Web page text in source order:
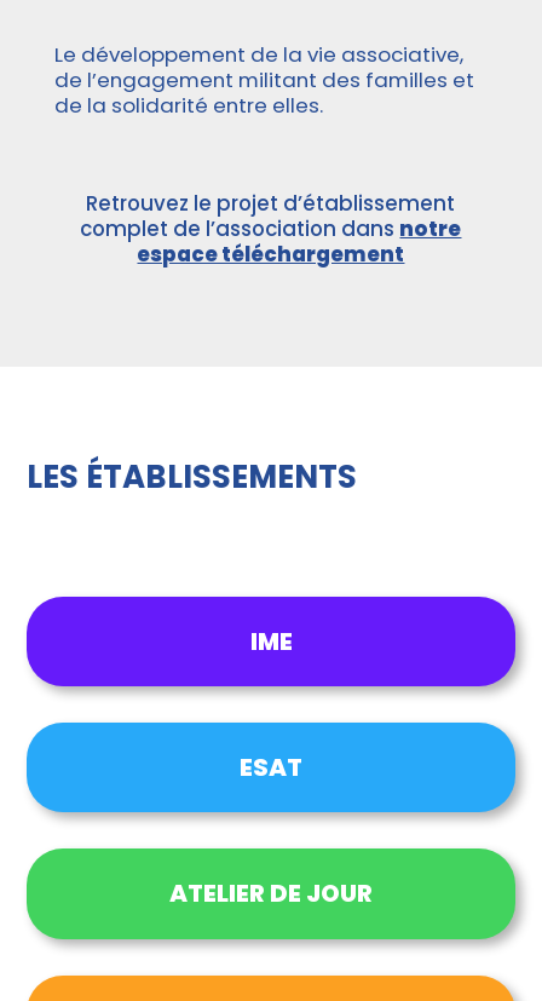
Le développement de la vie associative,
de l’engagement militant des familles et
de la solidarité entre elles.
Retrouvez le projet d’établissement
complet de l’association dans notre
espace téléchargement
LES ÉTABLISSEMENTS
IME
ESAT
ATELIER DE JOUR